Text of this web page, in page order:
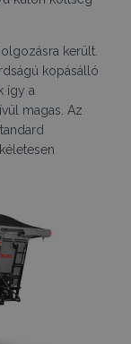
került.
kopásálló
így a
magas. Az